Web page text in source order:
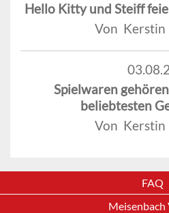
Hello Kitty und Steiff
Von Kerstin
Spielwaren
beliebtesten
Von Kerstin
FAQ
Meisenbach